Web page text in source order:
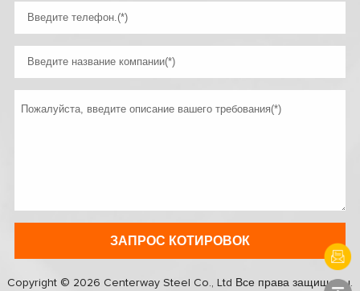
Copyright © 2026 Centerway Steel Co., Ltd Все права защищены.